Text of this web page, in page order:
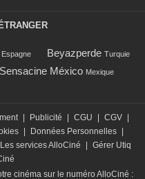
Espagne Beyazperde Turquie
Sensacine México Mexique
| Publicité | CGU | CGV |
| Données Personnelles |
Les services AlloCiné | Gérer Utiq
cinéma sur le numéro AlloCiné :